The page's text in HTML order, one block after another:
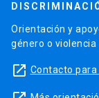
Orientación y
género o violencia
launch Contacto para